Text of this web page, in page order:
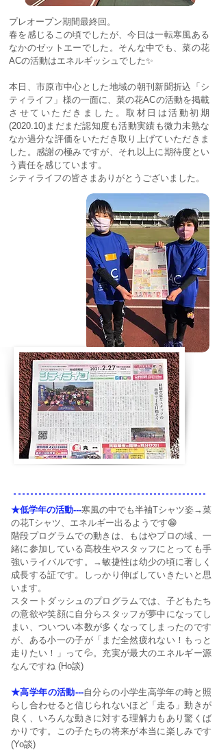
プレオープン期間最終回。
春を感じるこの頃でしたが、今日は一転寒風ある
なかのゼットエーでした。そんな中でも、菜の花
ACの活動はエネルギッシュでした✨
本日、市原市中心とした地域の朝刊新聞折込「シ
ティライフ」様の一面に、菜の花ACの活動を掲載
させていただきました。取材日は活動初期
(2020.10)まだまだ認知度も活動実績も微力未熟な
なか過分な評価をいただき取り上げていただきま
した。感謝の極みですが、それ以上に期待度とい
う責任を感じています。
シティライフの皆さまありがとうございました。
★低学年の活動---寒風の中でも半袖Tシャツ姿→菜
の花Tシャツ、エネルギー出るようです😁
階段プログラムでの動きは、もはやプロの域、一
緒に参加している高校生やスタッフにとっても手
強いライバルです。→敏捷性は幼少の頃に著しく
成長する証です。しっかり伸ばしていきたいと思
います。
スタートダッシュのプログラムでは、子どもたち
の意欲や笑顔に自分らスタッフが夢中になってし
まい、ついつい本数が多くなってしまったのです
が、ある小一の子が「まだ全然疲れない！もっと
走りたい！」って💦。充実が最大のエネルギー源
なんですね (Ho談)
★高学年の活動---自分らの小学生高学年の時と照
らし合わせると信じられないほど「走る」動きが
良く、いろんな動きに対する理解力もあり驚くば
かりです。この子たちの将来が本当に楽しみです
(Yo談)